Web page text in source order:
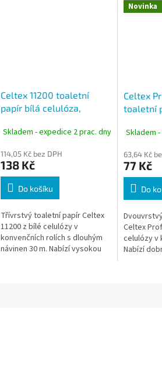
Celtex 11200 toaletní
papír bílá celulóza,
8 rolí
Skladem - expedice 2 prac. dny
114,05 Kč bez DPH
138 Kč
Do košíku
Třívrstvý toaletní papír Celtex
11200 z bílé celulózy v
konvenčních rolích s dlouhým
návinen 30 m. Nabízí vysokou
Novinka
Celtex
toaletní
útržků,
Skladem
63,64 Kč
77 Kč
Do
Celtex
celulózy v
Nabízí